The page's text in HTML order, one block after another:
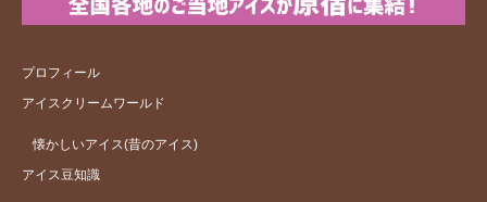
プロフィール
アイスクリームワールド
懐かしいアイス(昔のアイス)
アイス豆知識